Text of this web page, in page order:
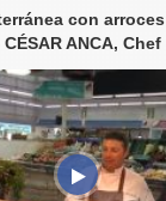
con arroces
ANCA, Chef